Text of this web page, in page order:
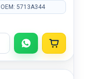
OEM: 5713A344